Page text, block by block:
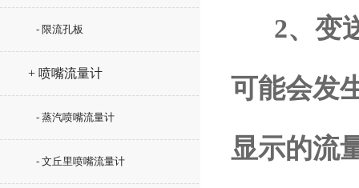
- 限流孔板
+ 喷嘴流量计
- 蒸汽喷嘴流量计
- 文丘里喷嘴流量计
2、变送
可能会发
显示的流